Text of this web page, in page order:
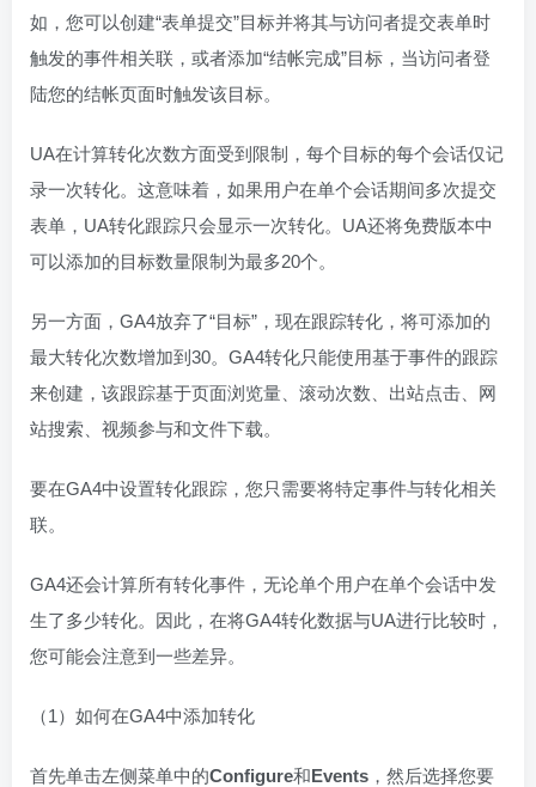
如，您可以创建“表单提交”目标并将其与访问者提交表单时
触发的事件相关联，或者添加“结帐完成”目标，当访问者登
陆您的结帐页面时触发该目标。
UA在计算转化次数方面受到限制，每个目标的每个会话仅记
录一次转化。这意味着，如果用户在单个会话期间多次提交
表单，UA转化跟踪只会显示一次转化。UA还将免费版本中
可以添加的目标数量限制为最多20个。
另一方面，GA4放弃了“目标”，现在跟踪转化，将可添加的
最大转化次数增加到30。GA4转化只能使用基于事件的跟踪
来创建，该跟踪基于页面浏览量、滚动次数、出站点击、网
站搜索、视频参与和文件下载。
要在GA4中设置转化跟踪，您只需要将特定事件与转化相关
联。
GA4还会计算所有转化事件，无论单个用户在单个会话中发
生了多少转化。因此，在将GA4转化数据与UA进行比较时，
您可能会注意到一些差异。
（1）如何在GA4中添加转化
首先单击左侧菜单中的Configure和Events ，然后选择您要